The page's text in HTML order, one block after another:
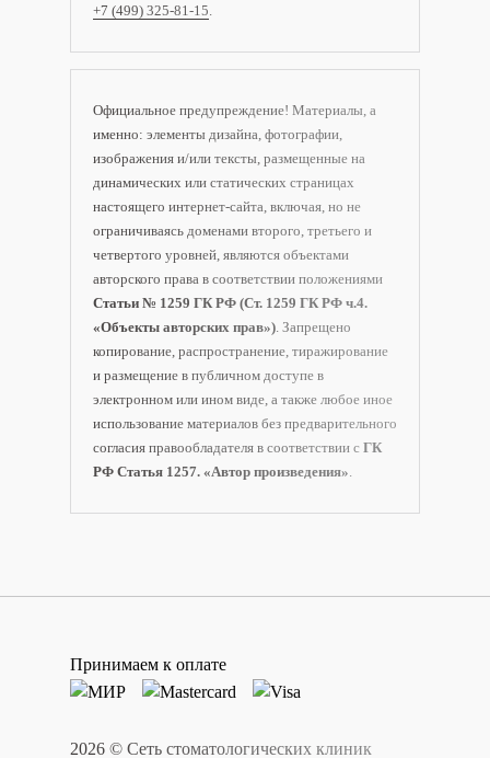
+7 (499) 325-81-15.
Официальное предупреждение! Материалы, а
именно: элементы дизайна, фотографии,
изображения и/или тексты, размещенные на
динамических или статических страницах
настоящего интернет-сайта, включая, но не
ограничиваясь доменами второго, третьего и
четвертого уровней, являются объектами
авторского права в соответствии положениями
Статьи № 1259 ГК РФ (Ст. 1259 ГК РФ ч.4.
«Объекты авторских прав»). Запрещено
копирование, распространение, тиражирование
и размещение в публичном доступе в
электронном или ином виде, а также любое иное
использование материалов без предварительного
согласия правообладателя в соответствии с ГК
РФ Статья 1257. «Автор произведения».
Принимаем к оплате
2026 © Сеть стоматологических клиник